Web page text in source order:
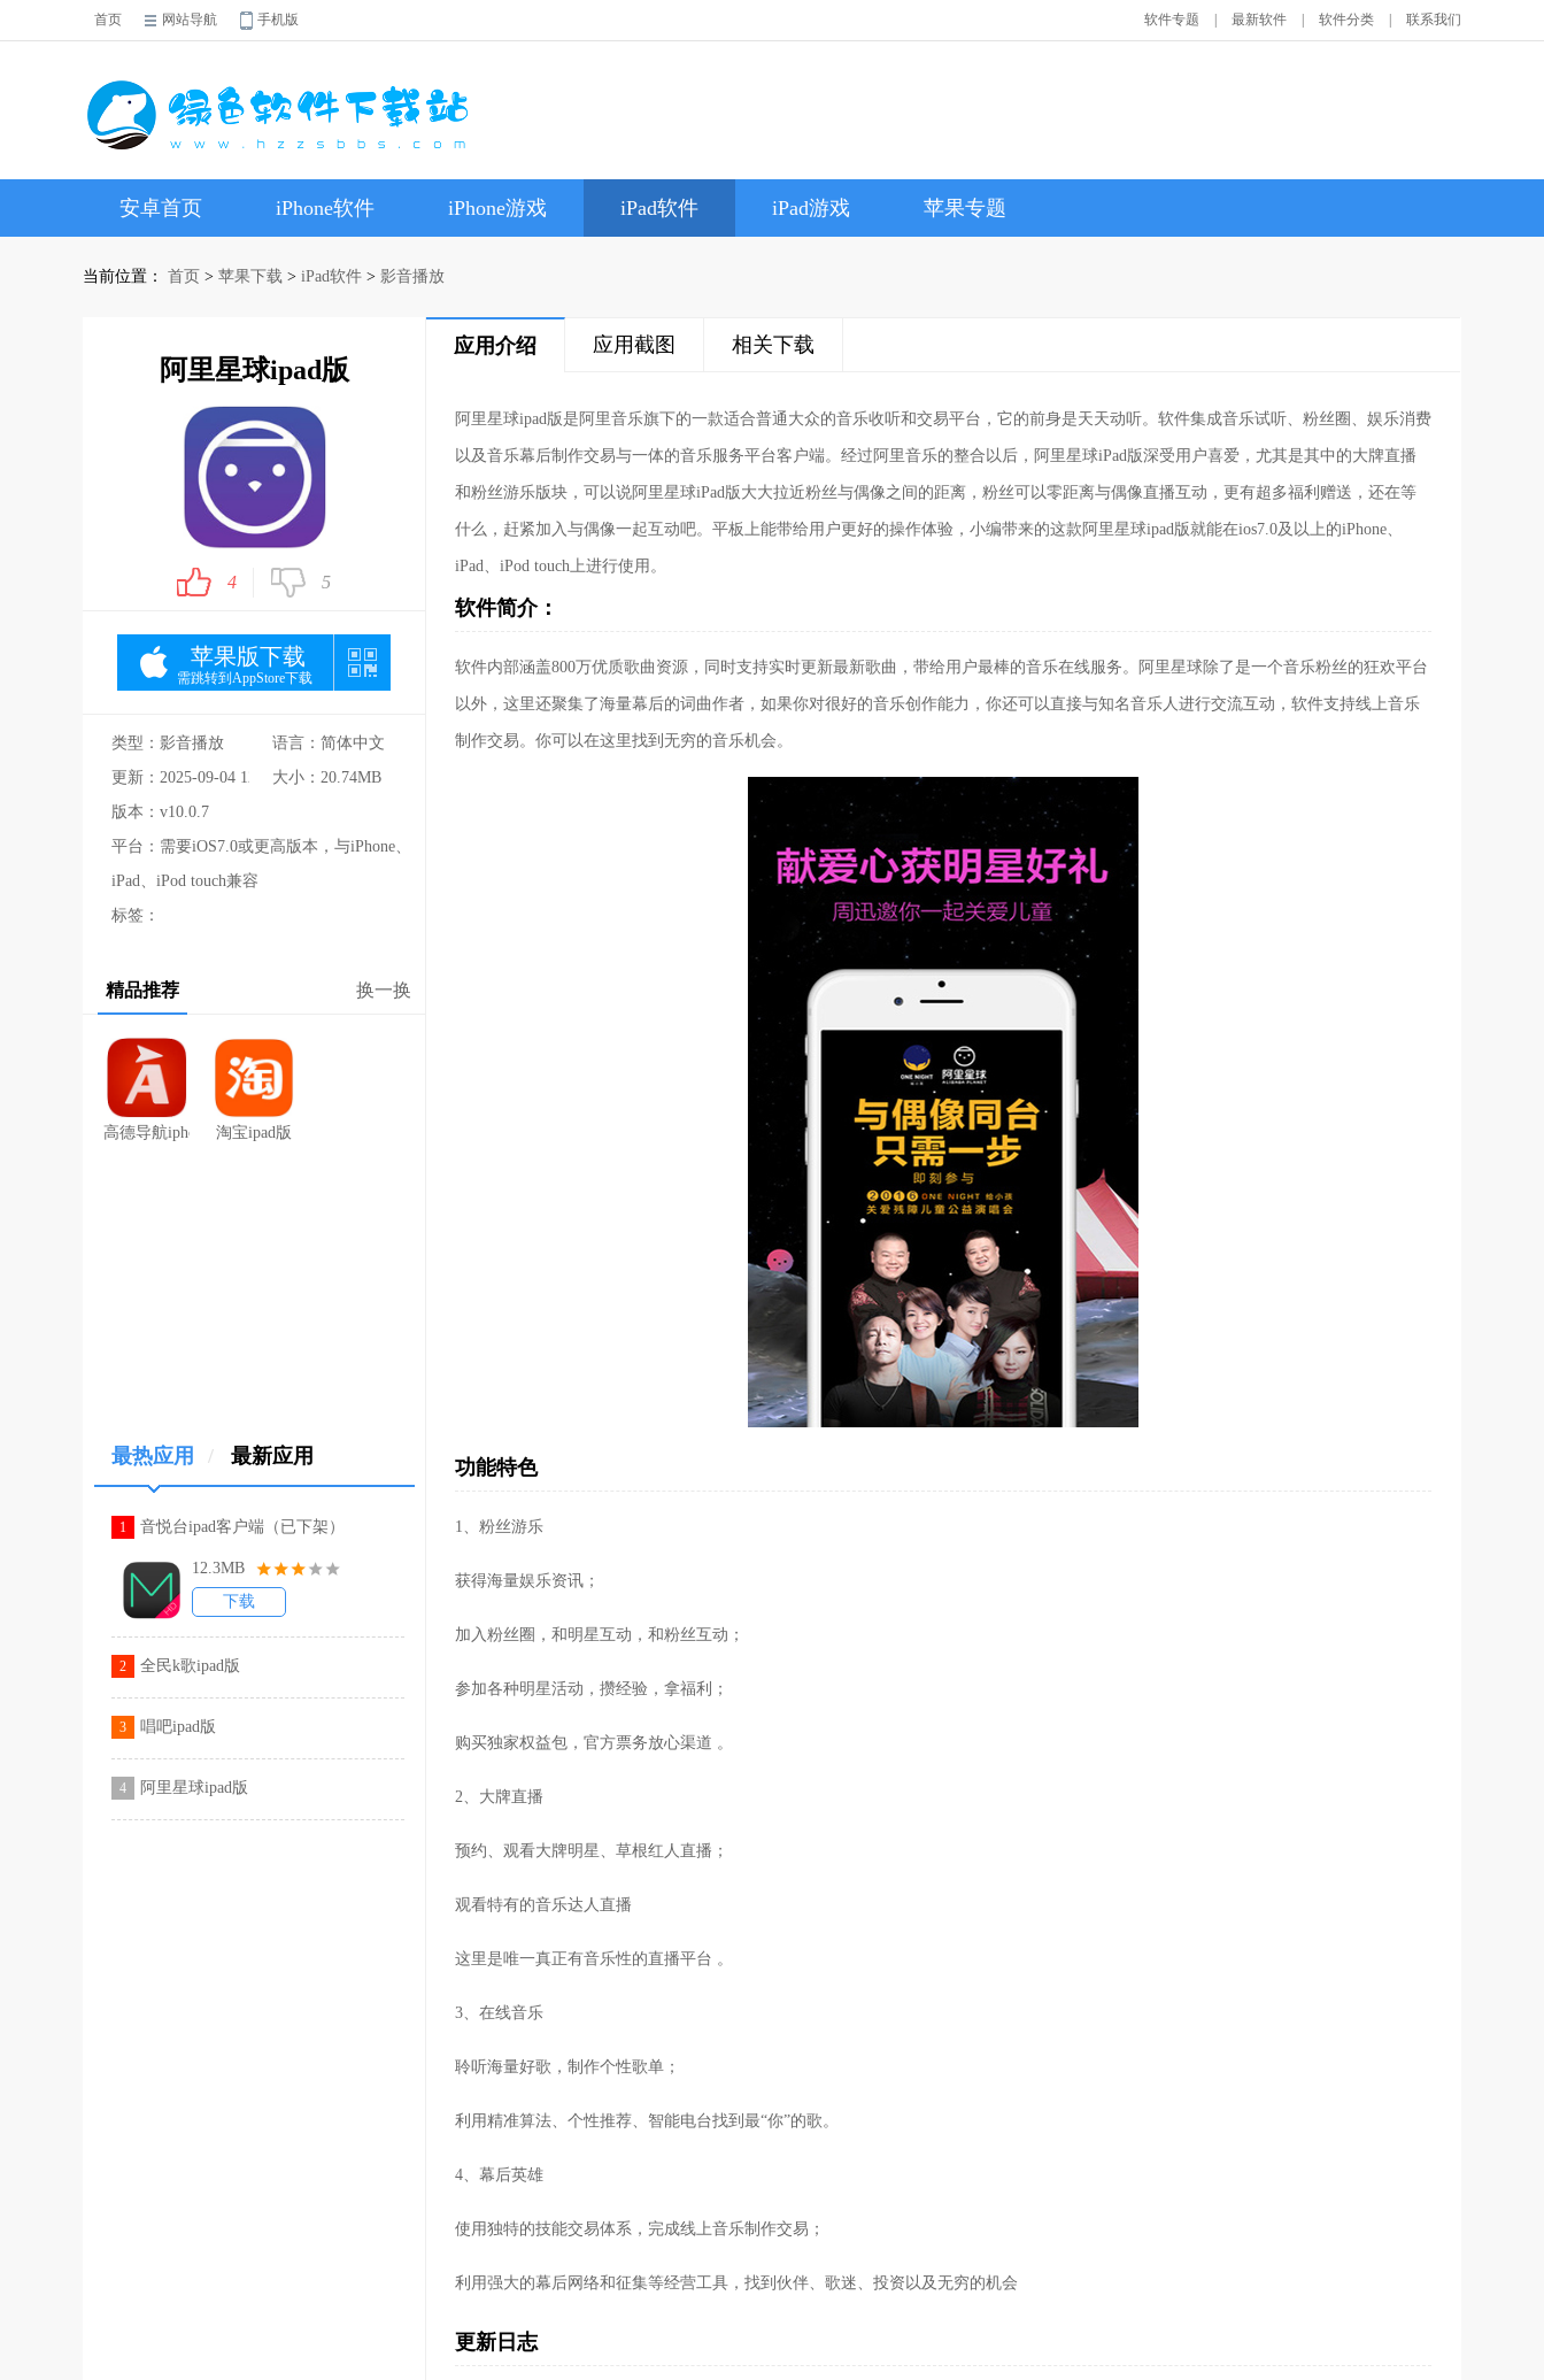
首页 网站导航 手机版 软件专题 最新软件 软件分类 联系我们
安卓首页 iPhone软件 iPhone游戏 iPad软件 iPad游戏 苹果专题
当前位置： 首页 > 苹果下载 > iPad软件 > 影音播放
阿里星球ipad版
4 5
苹果版下载
需跳转到AppStore下载
类型：影音播放
语言：简体中文
更新：2025-09-04 12:32:12大小：20.74MB
版本：v10.0.7
平台：需要iOS7.0或更高版本，与iPhone、
iPad、iPod touch兼容
标签：
精品推荐 换一换
高德导航iphone版淘宝ipad版
最热应用 / 最新应用
1 音悦台ipad客户端（已下架）
12.3MB
下载
2 全民k歌ipad版
3 唱吧ipad版
4 阿里星球ipad版
应用介绍 应用截图 相关下载
阿里星球ipad版是阿里音乐旗下的一款适合普通大众的音乐收听和交易平台，它的前身是天天动听。软件集成音乐试听、粉丝圈、娱乐消费
以及音乐幕后制作交易与一体的音乐服务平台客户端。经过阿里音乐的整合以后，阿里星球iPad版深受用户喜爱，尤其是其中的大牌直播
和粉丝游乐版块，可以说阿里星球iPad版大大拉近粉丝与偶像之间的距离，粉丝可以零距离与偶像直播互动，更有超多福利赠送，还在等
什么，赶紧加入与偶像一起互动吧。平板上能带给用户更好的操作体验，小编带来的这款阿里星球ipad版就能在ios7.0及以上的iPhone、
iPad、iPod touch上进行使用。
软件简介：
软件内部涵盖800万优质歌曲资源，同时支持实时更新最新歌曲，带给用户最棒的音乐在线服务。阿里星球除了是一个音乐粉丝的狂欢平台
以外，这里还聚集了海量幕后的词曲作者，如果你对很好的音乐创作能力，你还可以直接与知名音乐人进行交流互动，软件支持线上音乐
制作交易。你可以在这里找到无穷的音乐机会。
功能特色
1、粉丝游乐
获得海量娱乐资讯；
加入粉丝圈，和明星互动，和粉丝互动；
参加各种明星活动，攒经验，拿福利；
购买独家权益包，官方票务放心渠道 。
2、大牌直播
预约、观看大牌明星、草根红人直播；
观看特有的音乐达人直播
这里是唯一真正有音乐性的直播平台 。
3、在线音乐
聆听海量好歌，制作个性歌单；
利用精准算法、个性推荐、智能电台找到最“你”的歌。
4、幕后英雄
使用独特的技能交易体系，完成线上音乐制作交易；
利用强大的幕后网络和征集等经营工具，找到伙伴、歌迷、投资以及无穷的机会
更新日志